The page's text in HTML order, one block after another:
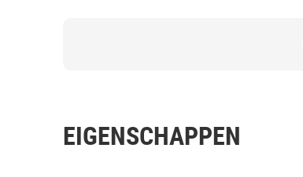
EIGENSCHAPPEN